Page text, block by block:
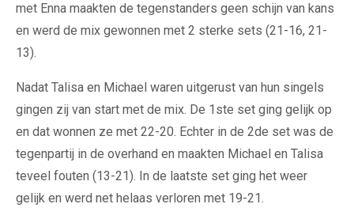
met Enna maakten de tegenstanders geen schijn van kans
en werd de mix gewonnen met 2 sterke sets (21-16, 21-
13).
Nadat Talisa en Michael waren uitgerust van hun singels
gingen zij van start met de mix. De 1ste set ging gelijk op
en dat wonnen ze met 22-20. Echter in de 2de set was de
tegenpartij in de overhand en maakten Michael en Talisa
teveel fouten (13-21). In de laatste set ging het weer
gelijk en werd net helaas verloren met 19-21.